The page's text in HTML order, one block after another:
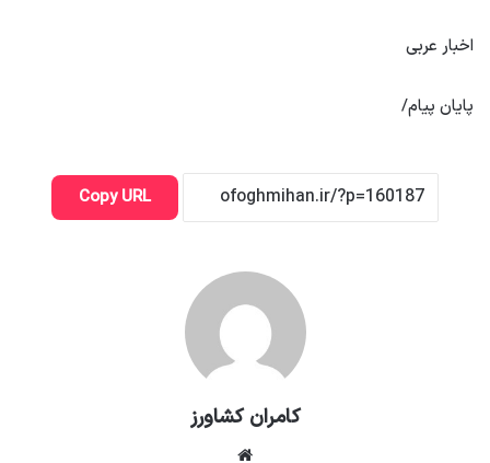
اخبار عربی
پایان پیام/
Copy URL
کامران کشاورز